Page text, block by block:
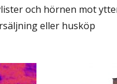
och hörnen mot
eller husköp